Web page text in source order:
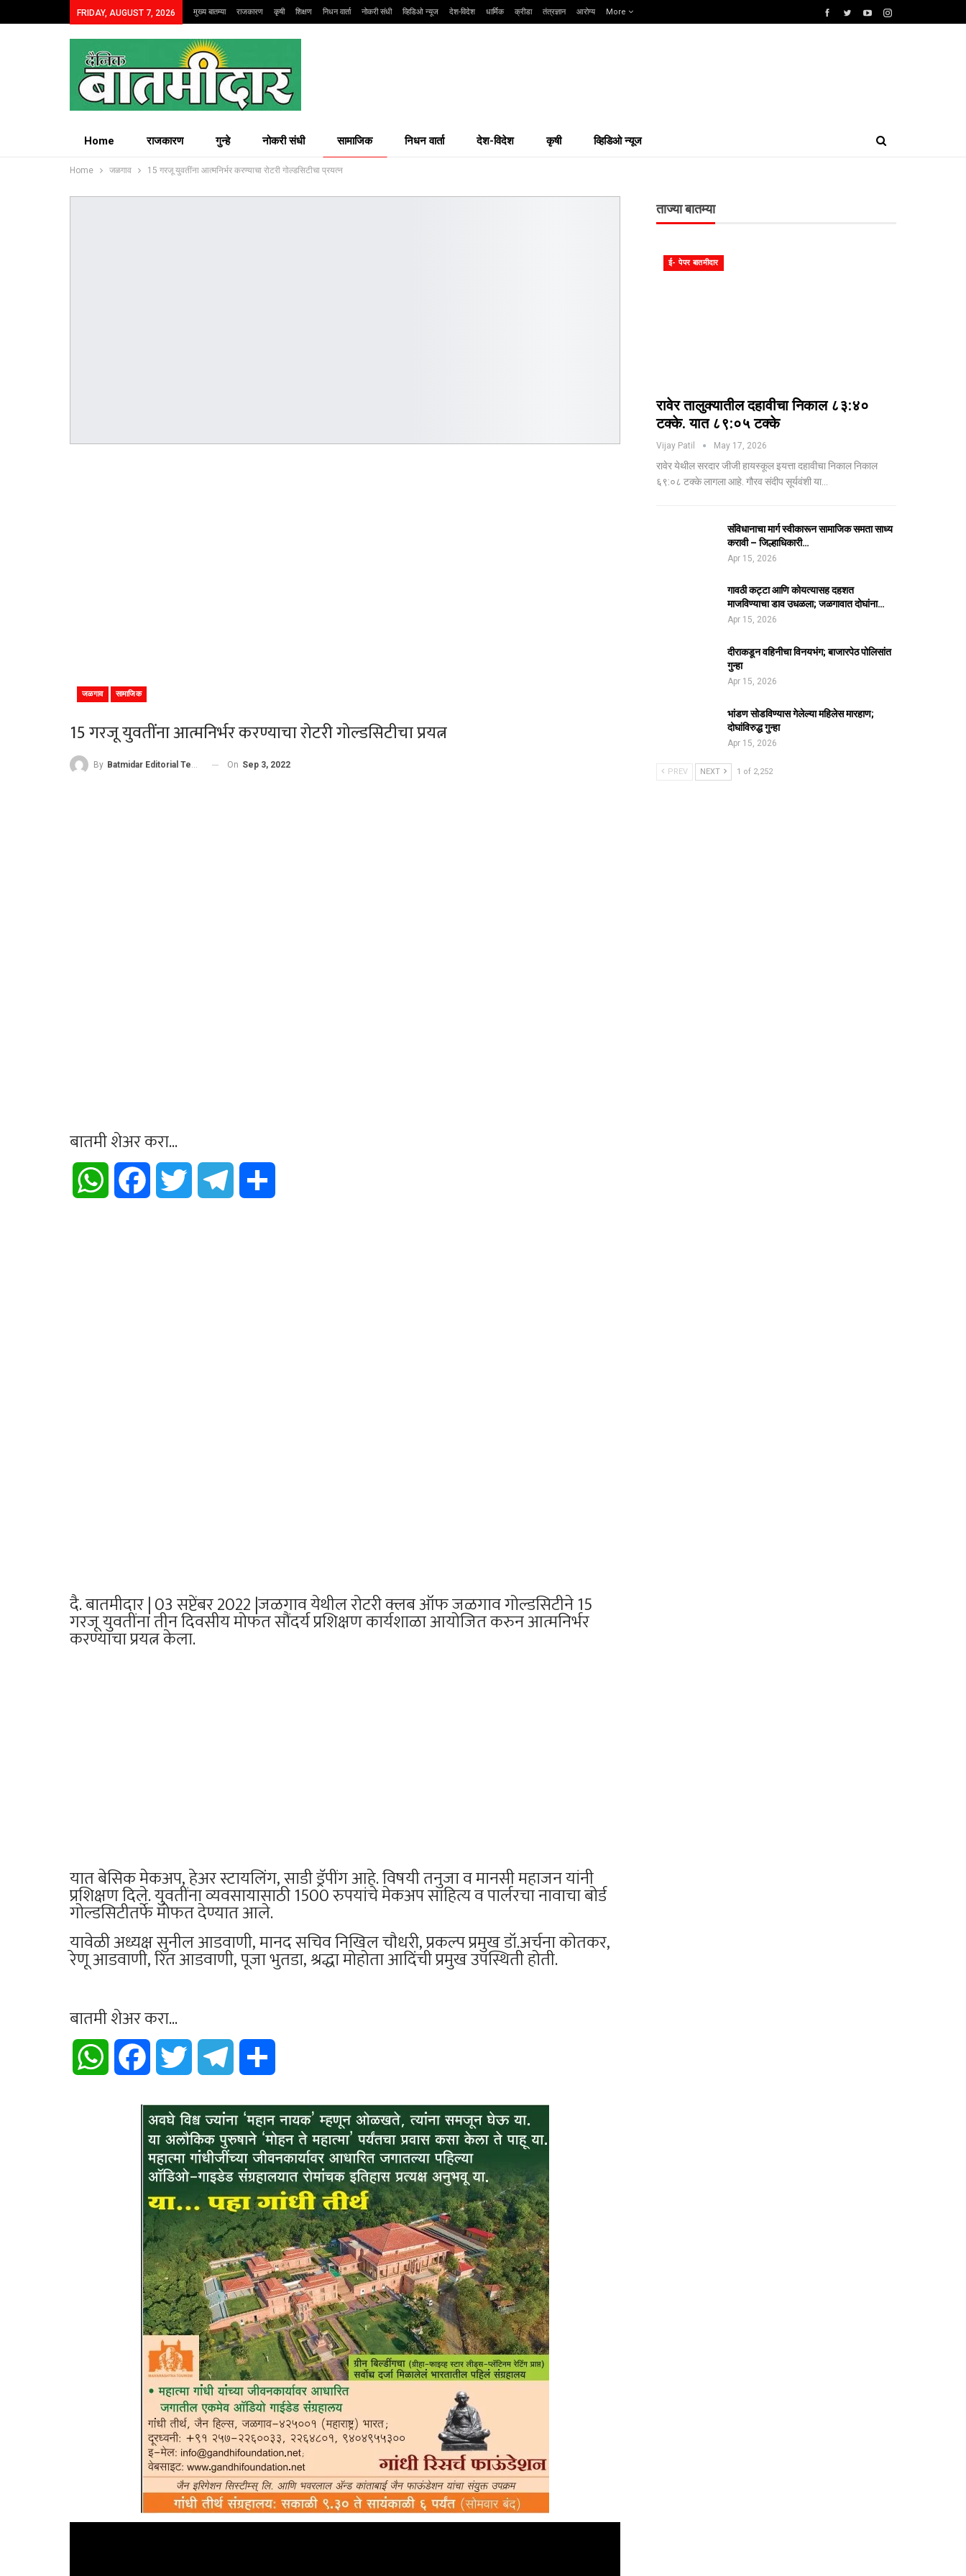
FRIDAY, AUGUST 7, 2026 मुख्य बातम्या राजकारण कृषी शिक्षण निधन वार्ता नोकरी संधी व्हिडिओ न्यूज देश-विदेश धार्मिक क्रीडा तंत्रज्ञान आरोग्य More
Home राजकारण गुन्हे नोकरी संधी सामाजिक निधन वार्ता देश-विदेश कृषी व्हिडिओ न्यूज
Home जळगाव 15 गरजू युवतींना आत्मनिर्भर करण्याचा रोटरी गोल्डसिटीचा प्रयत्न
जळगाव सामाजिक
15 गरजू युवतींना आत्मनिर्भर करण्याचा रोटरी गोल्डसिटीचा प्रयत्न
By Batmidar Editorial Team On Sep 3, 2022
बातमी शेअर करा...
WhatsApp Facebook Twitter Telegram
दै. बातमीदार | 03 सप्टेंबर 2022 |जळगाव येथील रोटरी क्लब ऑफ जळगाव गोल्डसिटीने 15
गरजू युवतींना तीन दिवसीय मोफत सौंदर्य प्रशिक्षण कार्यशाळा आयोजित करुन आत्मनिर्भर
करण्याचा प्रयत्न केला.
यात बेसिक मेकअप, हेअर स्टायलिंग, साडी ड्रॅपींग आहे. विषयी तनुजा व मानसी महाजन यांनी
प्रशिक्षण दिले. युवतींना व्यवसायासाठी 1500 रुपयांचे मेकअप साहित्य व पार्लरचा नावाचा बोर्ड
गोल्डसिटीतर्फे मोफत देण्यात आले.
यावेळी अध्यक्ष सुनील आडवाणी, मानद सचिव निखिल चौधरी, प्रकल्प प्रमुख डॉ.अर्चना कोतकर,
रेणू आडवाणी, रित आडवाणी, पूजा भुतडा, श्रद्धा मोहोता आदिंची प्रमुख उपस्थिती होती.
बातमी शेअर करा...
WhatsApp Facebook Twitter Telegram
ताज्या बातम्या
ई- पेपर बातमीदार
रावेर तालुक्यातील दहावीचा निकाल ८३:४०
टक्के. यात ८९:०५ टक्के
Vijay Patil May 17, 2026
रावेर येथील सरदार जीजी हायस्कूल इयत्ता दहावीचा निकाल निकाल
६९:०८ टक्के लागला आहे. गौरव संदीप सूर्यवंशी या…
संविधानाचा मार्ग स्वीकारून सामाजिक समता साध्य
करावी – जिल्हाधिकारी…
Apr 15, 2026
गावठी कट्टा आणि कोयत्यासह दहशत
माजविण्याचा डाव उधळला; जळगावात दोघांना…
Apr 15, 2026
दीराकडून वहिनीचा विनयभंग; बाजारपेठ पोलिसांत
गुन्हा
Apr 15, 2026
भांडण सोडविण्यास गेलेल्या महिलेस मारहाण;
दोघांविरुद्ध गुन्हा
Apr 15, 2026
PREV NEXT 1 of 2,252